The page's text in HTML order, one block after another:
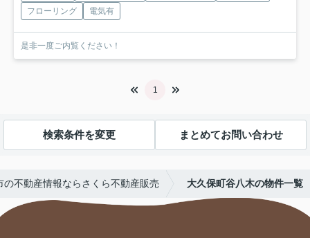
フローリング
電気有
是非一度ご内覧ください！
1
検索条件を変更 まとめてお問い合わせ
の不動産情報ならさくら不動産販売 大久保町谷八木の物件一覧